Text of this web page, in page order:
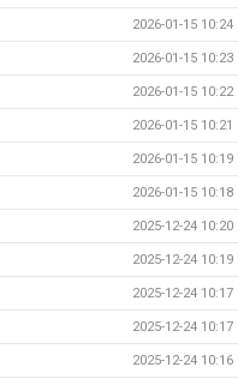
2026-01-15 10:24
2026-01-15 10:23
2026-01-15 10:22
2026-01-15 10:21
2026-01-15 10:19
2026-01-15 10:18
2025-12-24 10:20
2025-12-24 10:19
2025-12-24 10:17
2025-12-24 10:17
2025-12-24 10:16